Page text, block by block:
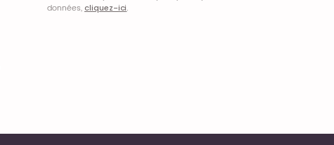
données,cliquez-ici.